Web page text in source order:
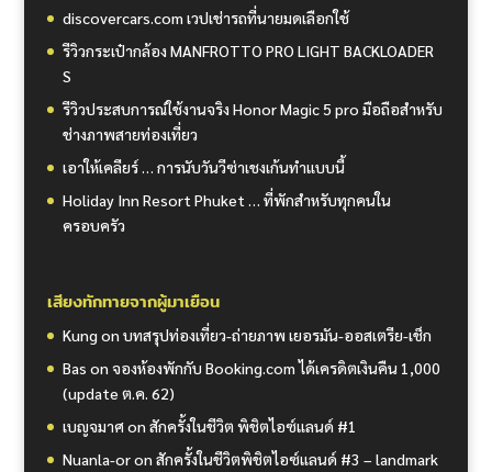
discovercars.com เวปเช่ารถที่นายมดเลือกใช้
รีวิวกระเป๋ากล้อง MANFROTTO PRO LIGHT BACKLOADER
S
รีวิวประสบการณ์ใช้งานจริง Honor Magic 5 pro มือถือสำหรับ
ช่างภาพสายท่องเที่ยว
เอาให้เคลียร์ … การนับวันวีซ่าเชงเก้นทำแบบนี้
Holiday Inn Resort Phuket … ที่พักสำหรับทุกคนใน
ครอบครัว
เสียงทักทายจากผู้มาเยือน
Kung on บทสรุปท่องเที่ยว-ถ่ายภาพ เยอรมัน-ออสเตรีย-เช็ก
Bas on จองห้องพักกับ Booking.com ได้เครดิตเงินคืน 1,000
(update ต.ค. 62)
เบญจมาศon สักครั้งในชีวิต พิชิตไอซ์แลนด์ #1
Nuanla-oron สักครั้งในชีวิตพิชิตไอซ์แลนด์ #3 – landmark